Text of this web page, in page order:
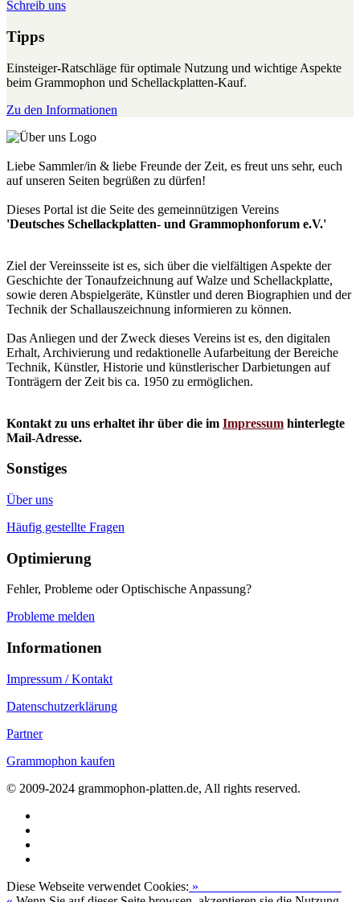
Schreib uns
Tipps
Einsteiger-Ratschläge für optimale Nutzung und wichtige Aspekte
beim Grammophon und Schellackplatten-Kauf.
Zu den Informationen
Liebe Sammler/in & liebe Freunde der Zeit, es freut uns sehr, euch
auf unseren Seiten begrüßen zu dürfen!
Dieses Portal ist die Seite des gemeinnützigen Vereins
'Deutsches Schellackplatten- und Grammophonforum e.V.'
Ziel der Vereinsseite ist es, sich über die vielfältigen Aspekte der
Geschichte der Tonaufzeichnung auf Walze und Schellackplatte,
sowie deren Abspielgeräte, Künstler und deren Biographien und der
Technik der Schallauszeichnung informieren zu können.
Das Anliegen und der Zweck dieses Vereins ist es, den digitalen
Erhalt, Archivierung und redaktionelle Aufarbeitung der Bereiche
Technik, Künstler, Historie und künstlerischer Darbietungen auf
Tonträgern der Zeit bis ca. 1950 zu ermöglichen.
Kontakt zu uns erhaltet ihr über die im Impressum hinterlegte
Mail-Adresse.
Sonstiges
Über uns
Häufig gestellte Fragen
Optimierung
Fehler, Probleme oder Optischische Anpassung?
Probleme melden
Informationen
Impressum / Kontakt
Datenschutzerklärung
Partner
Grammophon kaufen
© 2009-2024 grammophon-platten.de, All rights reserved.
Diese Webseite verwendet Cookies: »